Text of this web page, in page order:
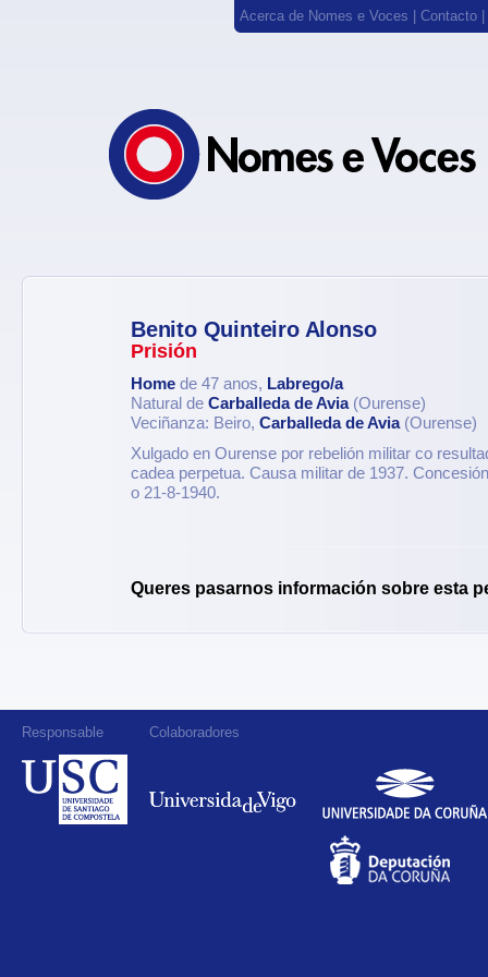
Acerca de Nomes e Voces Contacto
Benito Quinteiro Alonso
Prisión
Home de 47 anos, Labrego/a
Natural de Carballeda de Avia(Ourense)
Veciñanza: Beiro, Carballeda de Avia(Ourense)
Xulgado en Ourense por rebelión militar co
cadea perpetua. Causa militar de 1937.
o 21-8-1940.
Queres pasarnos información sobre esta
Responsable Colaboradores